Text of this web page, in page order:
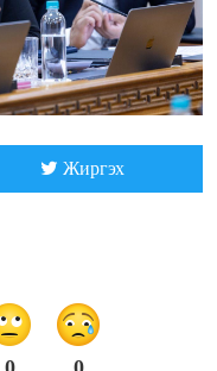
Жиргэх